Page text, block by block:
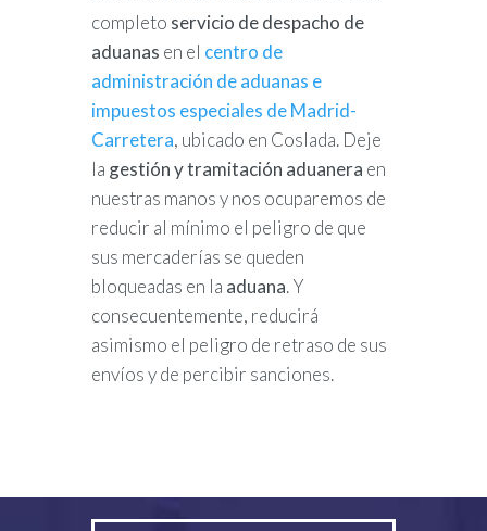
completo servicio de despacho de
aduanas en el centro de
administración de aduanas e
impuestos especiales de Madrid-
Carretera, ubicado en Coslada. Deje
la gestión y tramitación aduanera en
nuestras manos y nos ocuparemos de
reducir al mínimo el peligro de que
sus mercaderías se queden
bloqueadas en la aduana. Y
consecuentemente, reducirá
asimismo el peligro de retraso de sus
envíos y de percibir sanciones.